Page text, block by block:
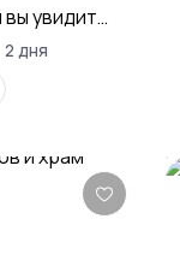
увидите
2 дня